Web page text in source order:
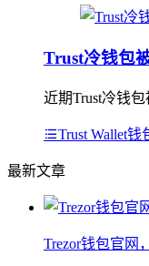
Trust冷钱包
近期Trust冷钱
Trust Wallet
最新文章
Trezor钱包官网